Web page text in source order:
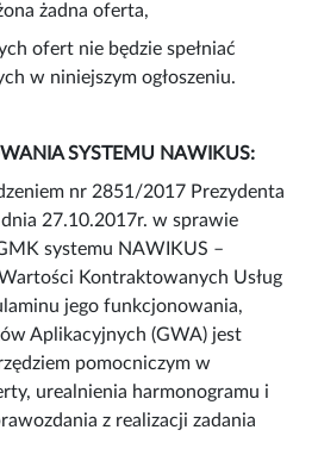
żadna oferta,
ofert nie będzie spełniać
w niniejszym ogłoszeniu.
SYSTEMU NAWIKUS:
nr 2851/2017 Prezydenta
27.10.2017r. w sprawie
systemu NAWIKUS –
Kontraktowanych Usług
jego funkcjonowania,
Aplikacyjnych (GWA) jest
pomocniczym w
urealnienia harmonogramu i
z realizacji zadania